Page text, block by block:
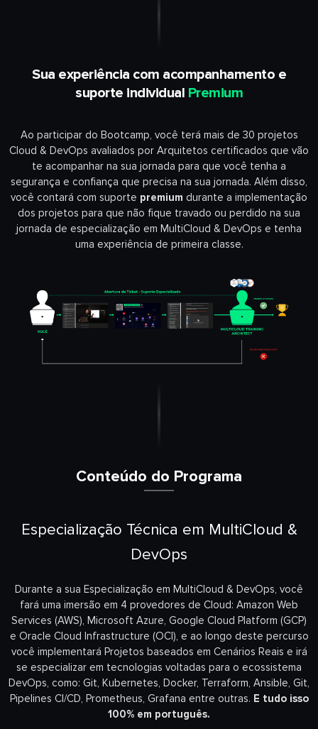
Sua experiência com acompanhamento e
suporte individual Premium
Ao participar do Bootcamp, você terá mais de 30 projetos
Cloud & DevOps avaliados por Arquitetos certificados que vão
te acompanhar na sua jornada para que você tenha a
segurança e confiança que precisa na sua jornada. Além disso,
você contará com suporte premium durante a implementação
dos projetos para que não fique travado ou perdido na sua
jornada de especialização em MultiCloud & DevOps e tenha
uma experiência de primeira classe.
Conteúdo do Programa
Especialização Técnica em MultiCloud &
DevOps
Durante a sua Especialização em MultiCloud & DevOps, você
fará uma imersão em 4 provedores de Cloud: Amazon Web
Services (AWS), Microsoft Azure, Google Cloud Platform (GCP)
e Oracle Cloud Infrastructure (OCI), e ao longo deste percurso
você implementará Projetos baseados em Cenários Reais e irá
se especializar em tecnologias voltadas para o ecossistema
DevOps, como: Git, Kubernetes, Docker, Terraform, Ansible, Git,
Pipelines CI/CD, Prometheus, Grafana entre outras. E tudo isso
100% em português.